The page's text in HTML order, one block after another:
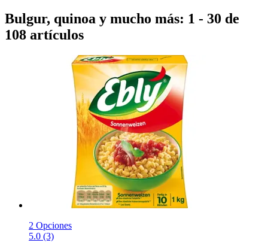
Bulgur, quinoa y mucho más: 1 - 30 de
108 artículos
2 Opciones
5.0 (3)